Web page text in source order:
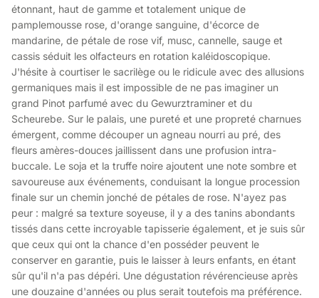
étonnant, haut de gamme et totalement unique de
pamplemousse rose, d'orange sanguine, d'écorce de
mandarine, de pétale de rose vif, musc, cannelle, sauge et
cassis séduit les olfacteurs en rotation kaléidoscopique.
J'hésite à courtiser le sacrilège ou le ridicule avec des allusions
germaniques mais il est impossible de ne pas imaginer un
grand Pinot parfumé avec du Gewurztraminer et du
Scheurebe. Sur le palais, une pureté et une propreté charnues
émergent, comme découper un agneau nourri au pré, des
fleurs amères-douces jaillissent dans une profusion intra-
buccale. Le soja et la truffe noire ajoutent une note sombre et
savoureuse aux événements, conduisant la longue procession
finale sur un chemin jonché de pétales de rose. N'ayez pas
peur : malgré sa texture soyeuse, il y a des tanins abondants
tissés dans cette incroyable tapisserie également, et je suis sûr
que ceux qui ont la chance d'en posséder peuvent le
conserver en garantie, puis le laisser à leurs enfants, en étant
sûr qu'il n'a pas dépéri. Une dégustation révérencieuse après
une douzaine d'années ou plus serait toutefois ma préférence.